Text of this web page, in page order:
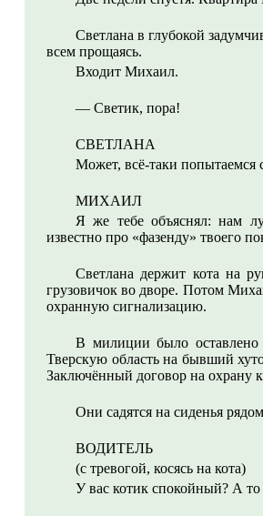
Светлана в глубокой
всем прощаясь.
Входит Михаил.
— Светик, пора!
СВЕТЛАНА
Может, всё-таки попытаемся
МИХАИЛ
Я же тебе объяснял: нам
известно про «фазенду» твоего
Светлана держит кота на
грузовичок во дворе. Потом
охранную сигнализацию.
В милиции было оставлено
Тверскую область на бывший
Заключённый договор на охрану
Они садятся на сиденья
ВОДИТЕЛЬ
(с тревогой, косясь на кота)
У вас котик спокойный? А то